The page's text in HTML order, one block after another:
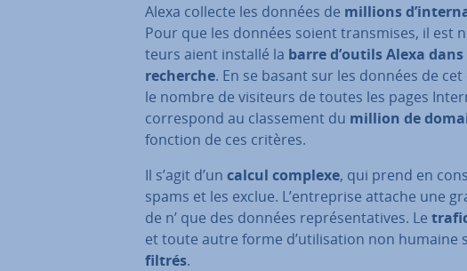
Alexa collecte les données de millions
Pour que les données soient trans­mises, il est
teurs aient installé la barre d’outils Alexa
recherche. En se basant sur les données de
le nombre de visiteurs de toutes les pages
cor­res­pond au clas­se­ment du million de
fonction de ces critères.
Il s’agit d’un calcul complexe, qui prend en
spams et les exclue. L’en­tre­prise attache une
de n’ que des données re­pré­sen­ta­tives. Le
et toute autre forme d’uti­li­sa­tion non humaine
filtrés.